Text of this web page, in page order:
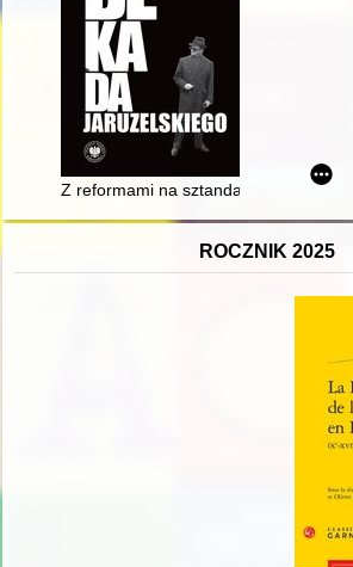
Z reformami na sztandarach : próby
ROCZNIK 2025